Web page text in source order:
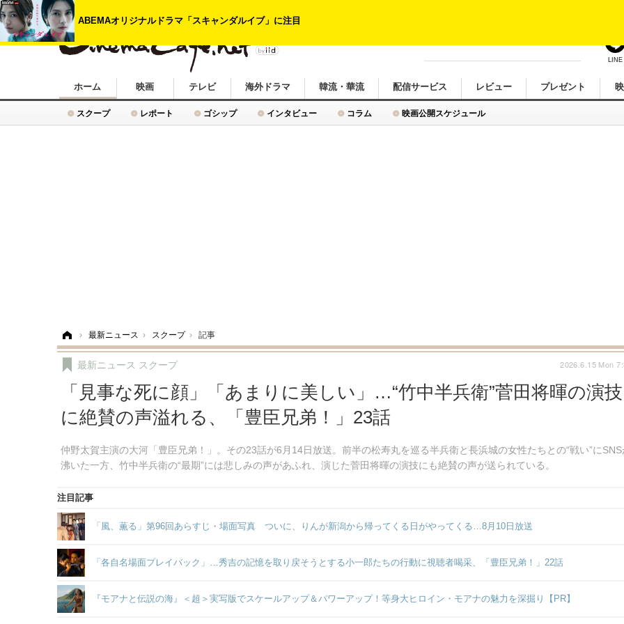
ホーム
スクープ レポート ゴシップ インタビュー コラム 映画公開スケジュール
映画 テレビ 海外ドラマ 韓流・華流 配信サービス レビュー プレゼント
› 最新ニュース › スクープ › 記事
「見事な死に顔」「あまりに美しい」…“竹中半兵衛”菅田将暉の演技
に絶賛の声溢れる、「豊臣兄弟！」23話
仲野太賀主演の大河「豊臣兄弟！」。その23話が6月14日放送。前半の松寿丸を巡る半兵衛と長浜城の女性たちとの“戦い”にSNS
沸いた一方、竹中半兵衛の“最期”には悲しみの声があふれ、演じた菅田将暉の演技にも絶賛の声が送られている。
最新ニュース スクープ 2026.6.15 Mon
注目記事
「風、薫る」第96回あらすじ・場面写真 ついに、りんが新潟から帰ってくる日がやってくる…8月10日放送
「各自名場面プレイバック」…秀吉の記憶を取り戻そうとする小一郎たちの行動に視聴者喝采、「豊臣兄弟！」22話
『モアナと伝説の海』＜超＞実写版でスケールアップ＆パワーアップ！等身大ヒロイン・モアナの魅力を深掘り【PR】
LINE
シネマカフェ